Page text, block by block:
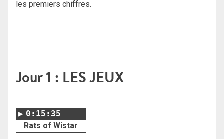
les premiers chiffres.
Jour 1 : LES JEUX
0:15:35
Rats of Wistar